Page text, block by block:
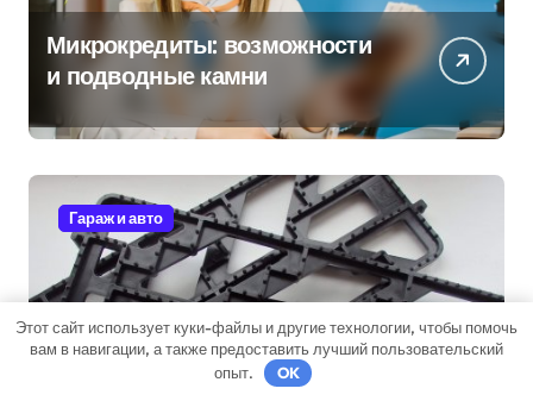
Микрокредиты: возможности
и подводные камни
Гараж и авто
Антипробуксовочные траки:
Этот сайт использует куки-файлы и другие технологии, чтобы помочь
вам в навигации, а также предоставить лучший пользовательский
опыт.
OK